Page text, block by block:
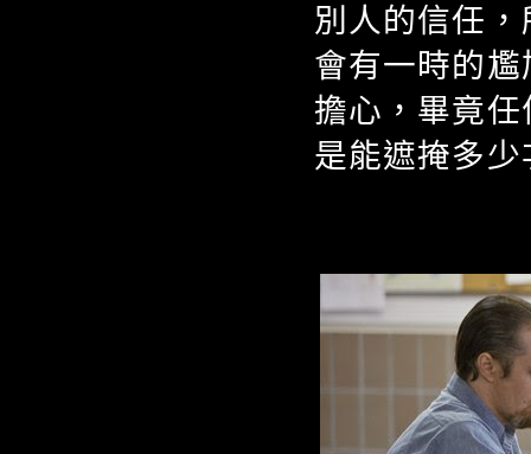
別人的信任
會有一時的
擔心，畢竟
是能遮掩多